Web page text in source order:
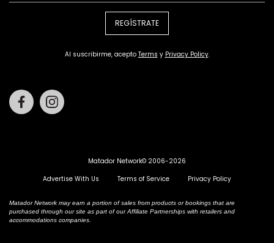
REGÍSTRATE
Al suscribirme, acepto Terms y Privacy Policy.
Facebook
Matador Network© 2006-2026
Advertise With Us
Terms of Service Privacy Policy
Matador Network may earn a portion of sales from products or bookings that are
purchased through our site as part of our Affiliate Partnerships with retailers and
accommodations companies.